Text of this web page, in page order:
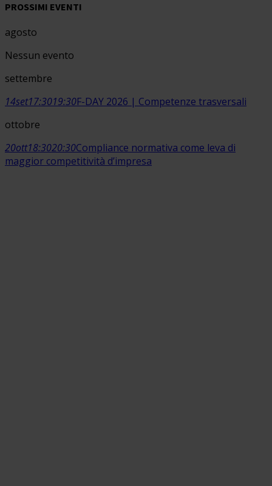
PROSSIMI EVENTI
agosto
Nessun evento
settembre
14set17:3019:30F-DAY 2026 | Competenze trasversali
ottobre
20ott18:3020:30Compliance normativa come leva di
maggior competitività d’impresa